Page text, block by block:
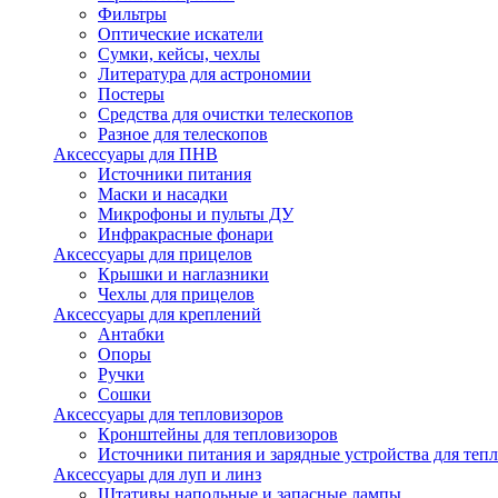
Фильтры
Оптические искатели
Сумки, кейсы, чехлы
Литература для астрономии
Постеры
Средства для очистки телескопов
Разное для телескопов
Аксессуары для ПНВ
Источники питания
Маски и насадки
Микрофоны и пульты ДУ
Инфракрасные фонари
Аксессуары для прицелов
Крышки и наглазники
Чехлы для прицелов
Аксессуары для креплений
Антабки
Опоры
Ручки
Сошки
Аксессуары для тепловизоров
Кронштейны для тепловизоров
Источники питания и зарядные устройства для
Аксессуары для луп и линз
Штативы напольные и запасные лампы